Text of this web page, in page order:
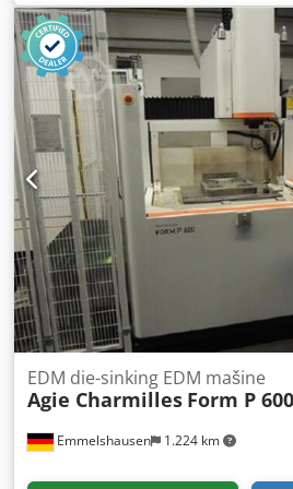
Univerzalna mašina za mlevenje
Model: MH 1000 2x dostupno! x-
alata SK 40 Digitalni. Glava se
nagib +/- . Quill šlog. - digitalni
sto 1.250 x 740 mm (T-slot 16 mm) -
SK 40 sa zatezanjem konca S 20 x 2
0.02/0.03/0.05/0.08/0.12/0.20 mm/
podmazivanje, ručno operisano
javnost. Crjdpsp S Schefx Ahujf
upotrebu Besplatno utovar, prevoz
Emmelshausen 1.224 km
EDM die-sinking EDM mašine
Agie Charmilles Form P 600